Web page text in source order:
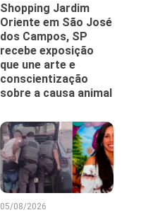
Shopping Jardim
Oriente em São José
dos Campos, SP
recebe exposição
que une arte e
conscientização
sobre a causa animal
05/08/2026